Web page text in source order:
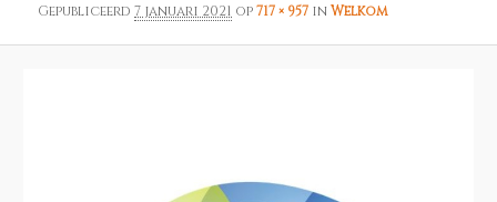
Gepubliceerd7 januari 2021 op717 × 957 inWelkom